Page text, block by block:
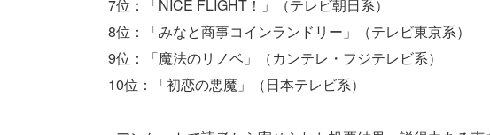
7位：「NICE FLIGHT！」（テレビ朝日系）
8位：「みなと商事コインランドリー」（テレビ東京系）
9位：「魔法のリノベ」（カンテレ・フジテレビ系）
10位：「初恋の悪魔」（日本テレビ系）